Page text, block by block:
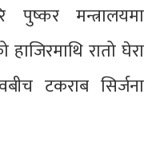
पुष्कर मन्त्रालयमा
रातो घेरा
टकराब सिर्जना